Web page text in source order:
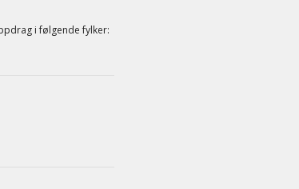
i følgende fylker: